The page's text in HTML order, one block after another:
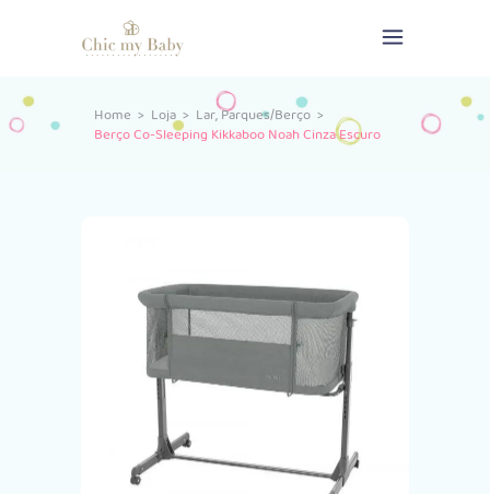
Home > Loja> Lar,Parques/Berço >
Berço Co-Sleeping Kikkaboo Noah Cinza Escuro